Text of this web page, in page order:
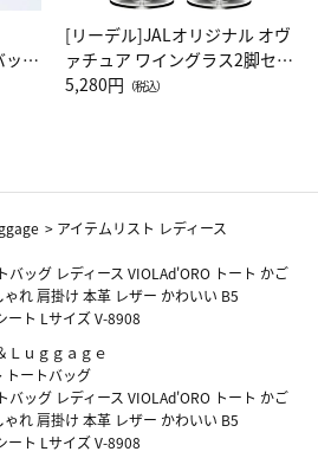
グ
ス
[リーデル]JALオリジナル オヴ
ァチュア ワイングラス2脚セッ
ト（レッドワイン）
5,280円 （税込）
> アイテムリスト レディース
バッグ レディース VIOLAd'ORO トート かご
れ 肩掛け 本革 レザー かわいい B5
ート Lサイズ V-8908
ｕｇｇａｇｅ
トートバッグ
バッグ レディース VIOLAd'ORO トート かご
れ 肩掛け 本革 レザー かわいい B5
ート Lサイズ V-8908